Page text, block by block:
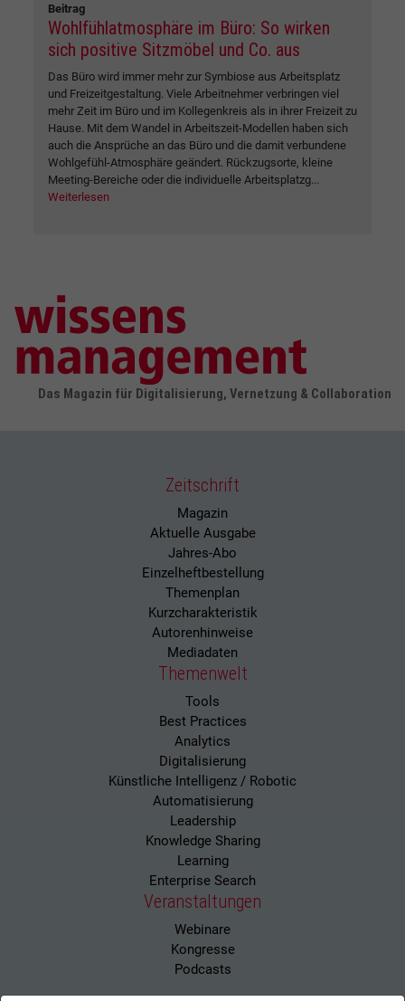
Beitrag
Wohlfühlatmosphäre im Büro: So wirken
sich positive Sitzmöbel und Co. aus
Das Büro wird immer mehr zur Symbiose aus Arbeitsplatz
und Freizeitgestaltung. Viele Arbeitnehmer verbringen viel
mehr Zeit im Büro und im Kollegenkreis als in ihrer Freizeit zu
Hause. Mit dem Wandel in Arbeitszeit-Modellen haben sich
auch die Ansprüche an das Büro und die damit verbundene
Wohlgefühl-Atmosphäre geändert. Rückzugsorte, kleine
Meeting-Bereiche oder die individuelle Arbeitsplatzg...
Weiterlesen
Das Magazin für Digitalisierung, Vernetzung & Collaboration
Zeitschrift
Magazin
Aktuelle Ausgabe
Jahres-Abo
Einzelheftbestellung
Themenplan
Kurzcharakteristik
Autorenhinweise
Mediadaten
Themenwelt
Tools
Best Practices
Analytics
Digitalisierung
Künstliche Intelligenz / Robotic
Automatisierung
Leadership
Knowledge Sharing
Learning
Enterprise Search
Veranstaltungen
Webinare
Kongresse
Podcasts